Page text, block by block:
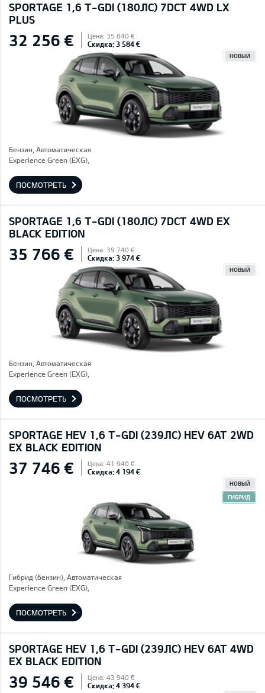
SPORTAGE 1,6 T-GDI (180ЛС) 7DCT 4WD LX
PLUS
32 256 € Цена: 35 840 €
Скидка: 3 584 €
НОВЫЙ
Бензин, Автоматическая
Experience Green (EXG),
ПОСМОТРЕТЬ
SPORTAGE 1,6 T-GDI (180ЛС) 7DCT 4WD EX
BLACK EDITION
35 766 € Цена: 39 740 €
Скидка: 3 974 €
НОВЫЙ
Бензин, Автоматическая
Experience Green (EXG),
ПОСМОТРЕТЬ
SPORTAGE HEV 1,6 T-GDI (239ЛС) HEV 6AT 2WD
EX BLACK EDITION
37 746 € Цена: 41 940 €
Скидка: 4 194 €
НОВЫЙ
ГИБРИД
Гибрид (бензин), Автоматическая
Experience Green (EXG),
ПОСМОТРЕТЬ
SPORTAGE HEV 1,6 T-GDI (239ЛС) HEV 6AT 4WD
EX BLACK EDITION
39 546 € Цена: 43 940 €
Скидка: 4 394 €